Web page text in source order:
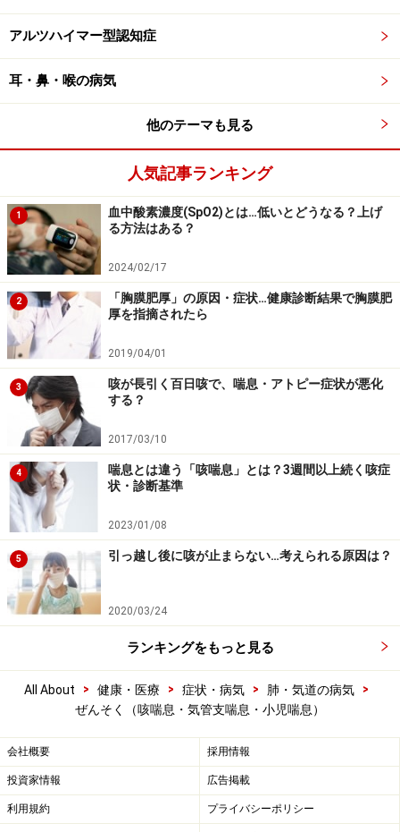
アルツハイマー型認知症
耳・鼻・喉の病気
他のテーマも見る
人気記事ランキング
1
血中酸素濃度(SpO2)とは…低いとどうなる？上げ
る方法はある？
2024/02/17
2
「胸膜肥厚」の原因・症状…健康診断結果で胸膜肥
厚を指摘されたら
2019/04/01
3
咳が長引く百日咳で、喘息・アトピー症状が悪化
する？
2017/03/10
4
喘息とは違う「咳喘息」とは？3週間以上続く咳症
状・診断基準
2023/01/08
5 引っ越し後に咳が止まらない…考えられる原因は？
2020/03/24
ランキングをもっと見る
All About > 健康・医療 > 症状・病気 > 肺・気道の病気
>
ぜんそく（咳喘息・気管支喘息・小児喘息）
会社概要 採用情報
投資家情報 広告掲載
利用規約 プライバシーポリシー